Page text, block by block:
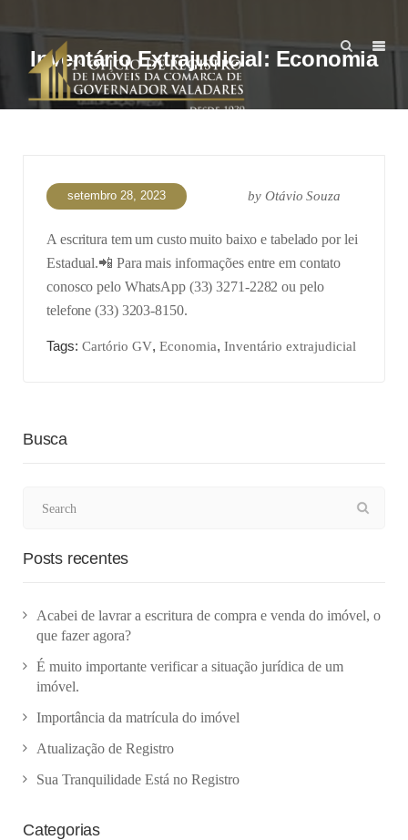
Inventário Extrajudicial: Economia
setembro 28, 2023 byOtávio Souza
A escritura tem um custo muito baixo e tabelado por lei
Estadual.📲 Para mais informações entre em contato
conosco pelo WhatsApp (33) 3271-2282 ou pelo
telefone (33) 3203-8150.
Tags: Cartório GV, Economia, Inventário extrajudicial
Busca
Posts recentes
Acabei de lavrar a escritura de compra e venda do imóvel, o
que fazer agora?
É muito importante verificar a situação jurídica de um
imóvel.
Importância da matrícula do imóvel
Atualização de Registro
Sua Tranquilidade Está no Registro
Categorias